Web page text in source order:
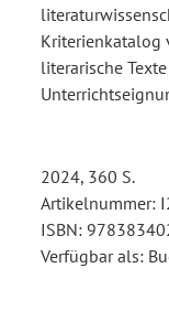
Kriterienkatalog
literarische
2024, 360 S.
Artikelnummer:
ISBN:
Verfügbar als: